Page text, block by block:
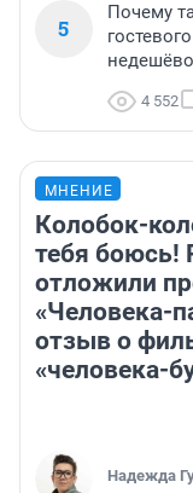
5
Почему
4 552
МНЕНИЕ
Колобок-
тебя боюсь!
отложили
«Человека-
отзыв о
«человека-
Надежда